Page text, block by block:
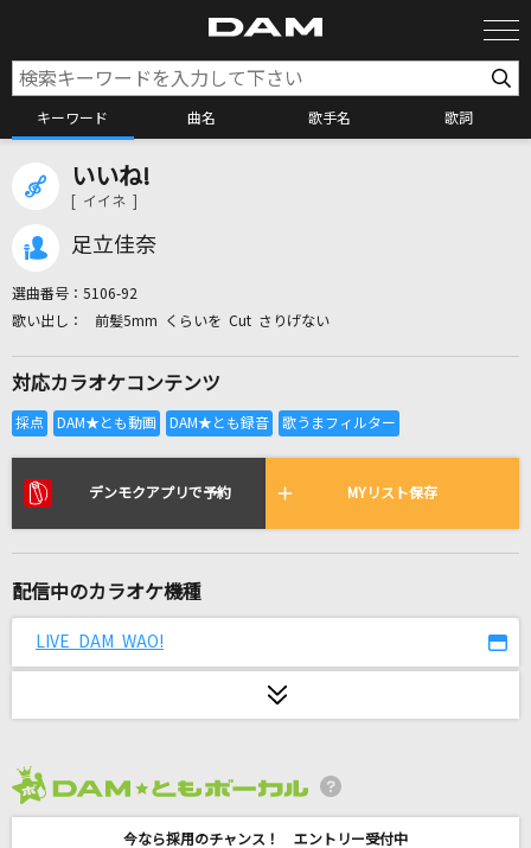
キーワード 曲名 歌手名 歌詞
全国りれき
リアルタイムで歌われている曲の一覧
[プロオケ]桜
Snow halation
いいね!
[ イイネ ]
足立佳奈
選曲番号： 5106-92
前髪5mm くらいを Cut さりげない
対応カラオケコンテンツ
デンモクアプリで予約 MYリスト保存
配信中のカラオケ機種
LIVE DAM WAO!
今なら採用のチャンス！ エントリー受付中